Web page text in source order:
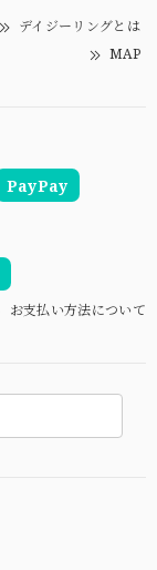
デイジーリングとは
MAP
PayPay
お支払い方法について